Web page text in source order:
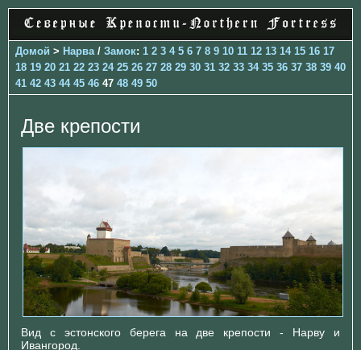
Домой > Нарва / Замок: 1 2 3 4 5 6 7 8 9 10 11 12 13 14 15 16 17
18 19 20 21 22 23 24 25 26 27 28 29 30 31 32 33 34 35 36 37 38 39 40
41 42 43 44 45 46 47 48 49 50
Две крепости
Вид с эстонского берега на две крепости - Нарву и
Ивангород.